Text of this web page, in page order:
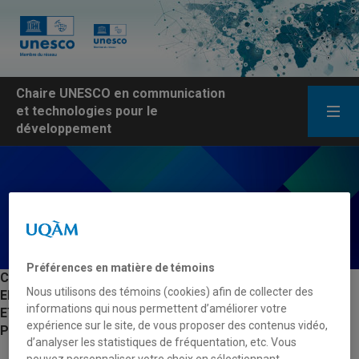
Chaire UNESCO en communication
et technologies pour le
développement
CHAIRE UNESCO
EN COMMUNICATION
ET TECHNOLOGIES
POUR LE DÉVELOPPEMENT
Préférences en matière de témoins
Nous utilisons des témoins (cookies) afin de collecter des
informations qui nous permettent d’améliorer votre
expérience sur le site, de vous proposer des contenus vidéo,
d’analyser les statistiques de fréquentation, etc. Vous